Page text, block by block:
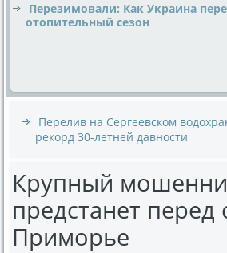
Перезимовали: Как Украина
отопительный сезон
Перелив на Сергеевском
рекорд 30-летней давности
Крупный
предстанет перед
Приморье